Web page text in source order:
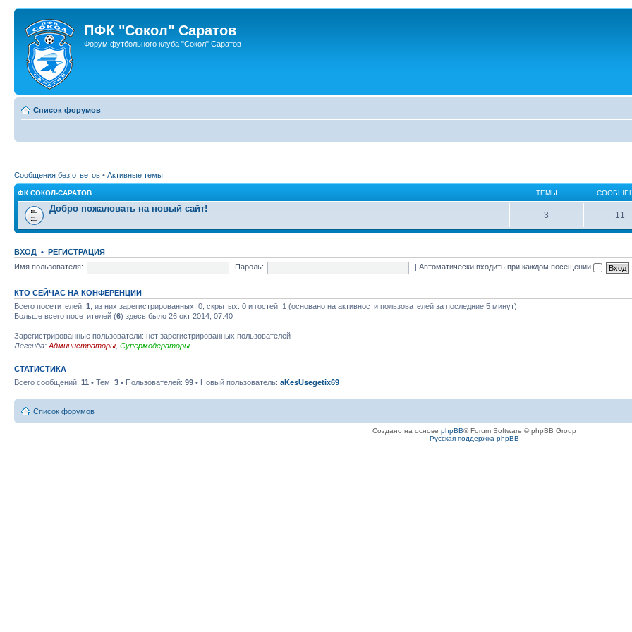
ПФК "Сокол" Саратов
Форум футбольного клуба "Сокол" Саратов
Список форумов
Сообщения без ответов • Активные темы
ФК СОКОЛ-САРАТОВ ТЕМЫ
Добро пожаловать на новый сайт!
3 11
ВХОД • РЕГИСТРАЦИЯ
Имя пользователя:
Пароль: |Автоматически входить при каждом посещении
КТО СЕЙЧАС НА КОНФЕРЕНЦИИ
Всего посетителей: 1 , из них зарегистрированных: 0, скрытых: 0 и гостей: 1 (основано на активности пользователей за последние 5 минут)
Больше всего посетителей (6) здесь было 26 окт 2014, 07:40
Зарегистрированные пользователи: нет зарегистрированных пользователей
Легенда: Администраторы Супермодераторы
СТАТИСТИКА
Всего сообщений: 11 • Тем: 3 • Пользователей: 99 • Новый пользователь: aKesUsegetix69
Список форумов
Создано на основе phpBB® Forum Software © phpBB Group
Русская поддержка phpBB